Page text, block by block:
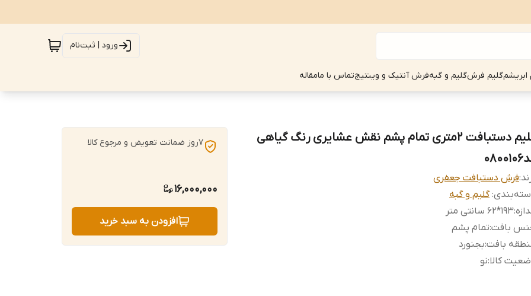
ورود | ثبت‌نام
ابریشمگلیم فرشگلیم و گبهفرش آنتیک و وینتیجتماس با مامقاله
گلیم دستبافت 2متری تمام پشم نقش عشایری رنگ گیاهی
فرش دستبافت جعفری
:گلیم و گبه
:193*62 سانتی متر
بافت:تمام پشم
بافت:بجنورد
کالا:نو
7روز ضمانت تعویض و مرجوع کالا
16,000,000
افزودن به سبد خرید